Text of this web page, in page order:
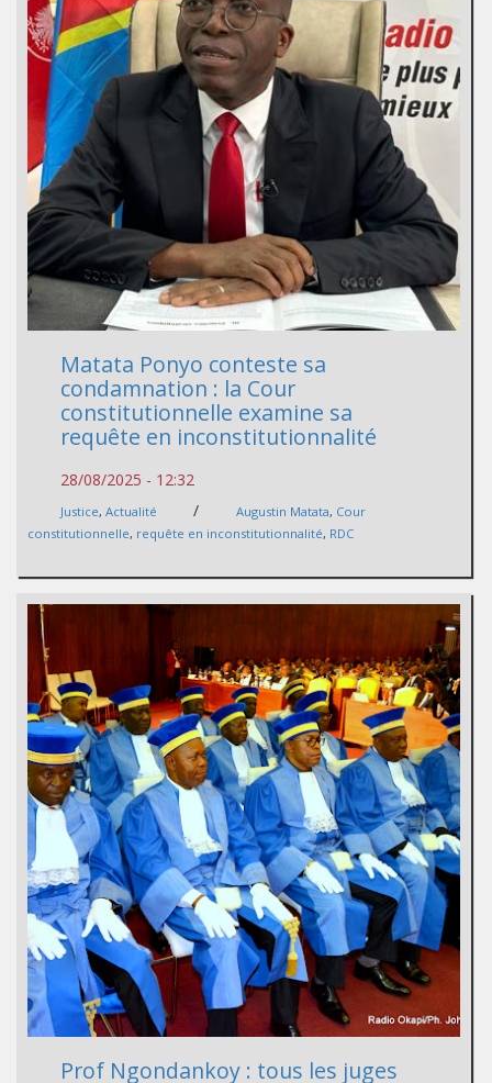
Matata Ponyo conteste sa
condamnation : la Cour
constitutionnelle examine sa
requête en inconstitutionnalité
28/08/2025 - 12:32
Justice, Actualité / Augustin Matata, Cour
constitutionnelle, requête en inconstitutionnalité, RDC
Prof Ngondankoy : tous les juges